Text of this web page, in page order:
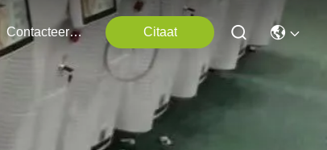
Contacteer Ons Citaat